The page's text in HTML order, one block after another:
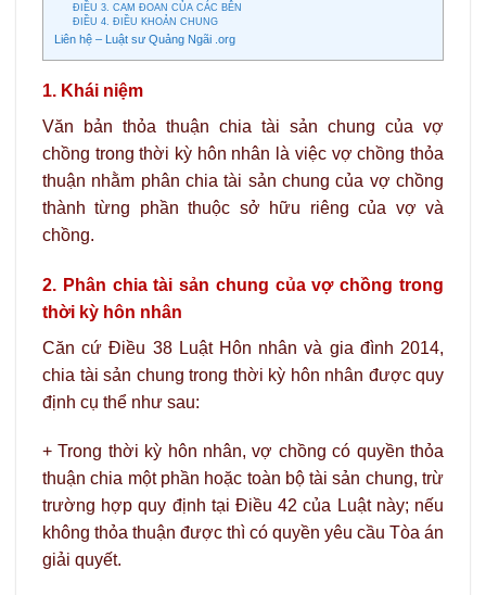
ĐIỀU 3. CAM ĐOAN CỦA CÁC BÊN
ĐIỀU 4. ĐIỀU KHOẢN CHUNG
Liên hệ – Luật sư Quảng Ngãi .org
1. Khái niệm
Văn bản thỏa thuận chia tài sản chung của vợ
chồng trong thời kỳ hôn nhân là việc vợ chồng thỏa
thuận nhằm phân chia tài sản chung của vợ chồng
thành từng phần thuộc sở hữu riêng của vợ và
chồng.
2. Phân chia tài sản chung của vợ chồng trong
thời kỳ hôn nhân
Căn cứ Điều 38 Luật Hôn nhân và gia đình 2014,
chia tài sản chung trong thời kỳ hôn nhân được quy
định cụ thể như sau:
+ Trong thời kỳ hôn nhân, vợ chồng có quyền thỏa
thuận chia một phần hoặc toàn bộ tài sản chung, trừ
trường hợp quy định tại Điều 42 của Luật này; nếu
không thỏa thuận được thì có quyền yêu cầu Tòa án
giải quyết.